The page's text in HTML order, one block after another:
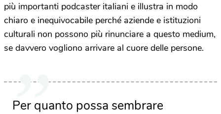
più importanti podcaster italiani e illustra in modo
chiaro e inequivocabile perché aziende e istituzioni
culturali non possono più rinunciare a questo medium,
se davvero vogliono arrivare al cuore delle persone.
Per quanto possa sembrare